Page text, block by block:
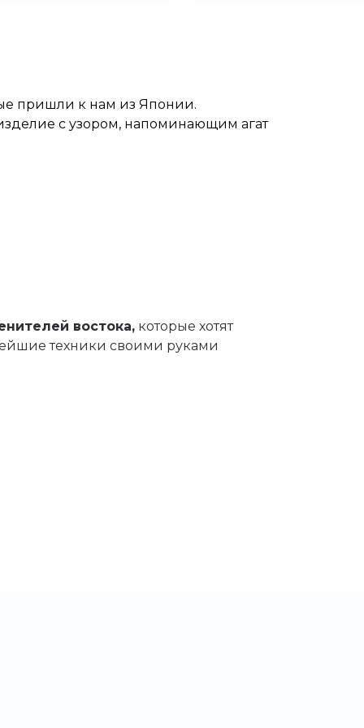
пришли к нам из Японии.
с узором, напоминающим агат
востока, которые хотят
техники своими руками